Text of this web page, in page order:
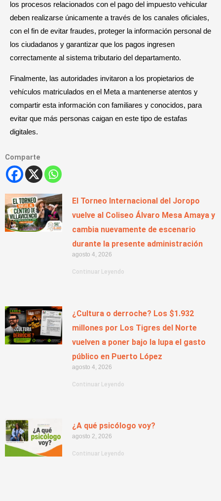
los procesos relacionados con el pago del impuesto vehicular
deben realizarse únicamente a través de los canales oficiales,
con el fin de evitar fraudes, proteger la información personal de
los ciudadanos y garantizar que los pagos ingresen
correctamente al sistema tributario del departamento.
Finalmente, las autoridades invitaron a los propietarios de
vehículos matriculados en el Meta a mantenerse atentos y
compartir esta información con familiares y conocidos, para
evitar que más personas caigan en este tipo de estafas
digitales.
Comparte
El Torneo Internacional del Joropo
vuelve al Coliseo Álvaro Mesa Amaya y
cambia nuevamente de escenario
durante la presente administración
agosto 4, 2026
Continuar Leyendo
¿Cultura o derroche? Los $1.932
millones por Los Tigres del Norte
vuelven a poner bajo la lupa el gasto
público en Puerto López
agosto 4, 2026
Continuar Leyendo
¿A qué psicólogo voy?
agosto 2, 2026
Continuar Leyendo